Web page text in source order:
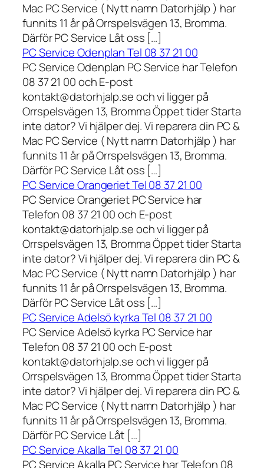
Mac PC Service ( Nytt namn Datorhjälp ) har
funnits 11 år på Orrspelsvägen 13, Bromma.
Därför PC Service Låt oss […]
PC Service Odenplan Tel 08 37 21 00
PC Service Odenplan PC Service har Telefon
08 37 21 00 och E-post
kontakt@datorhjalp.se och vi ligger på
Orrspelsvägen 13, Bromma Öppet tider Starta
inte dator? Vi hjälper dej. Vi reparera din PC &
Mac PC Service ( Nytt namn Datorhjälp ) har
funnits 11 år på Orrspelsvägen 13, Bromma.
Därför PC Service Låt oss […]
PC Service Orangeriet Tel 08 37 21 00
PC Service Orangeriet PC Service har
Telefon 08 37 21 00 och E-post
kontakt@datorhjalp.se och vi ligger på
Orrspelsvägen 13, Bromma Öppet tider Starta
inte dator? Vi hjälper dej. Vi reparera din PC &
Mac PC Service ( Nytt namn Datorhjälp ) har
funnits 11 år på Orrspelsvägen 13, Bromma.
Därför PC Service Låt oss […]
PC Service Adelsö kyrka Tel 08 37 21 00
PC Service Adelsö kyrka PC Service har
Telefon 08 37 21 00 och E-post
kontakt@datorhjalp.se och vi ligger på
Orrspelsvägen 13, Bromma Öppet tider Starta
inte dator? Vi hjälper dej. Vi reparera din PC &
Mac PC Service ( Nytt namn Datorhjälp ) har
funnits 11 år på Orrspelsvägen 13, Bromma.
Därför PC Service Låt […]
PC Service Akalla Tel 08 37 21 00
PC Service Akalla PC Service har Telefon 08